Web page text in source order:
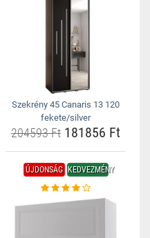
Szekrény 45 Canaris 13 120
fekete/silver
204593 Ft 181856 Ft
ÚJDONSÁG KEDVEZMÉNY